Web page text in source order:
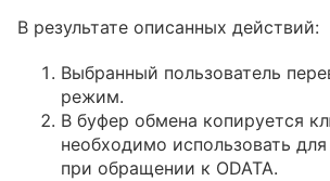
В результате описанных действий:
Выбранный пользователь
режим.
В буфер обмена копируется
необходимо использовать
при обращении к ODATA.